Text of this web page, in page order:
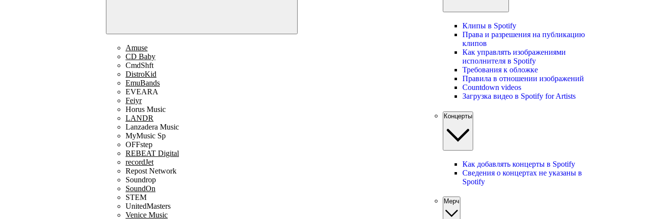
Amuse
CD Baby
CmdShft
DistroKid
EmuBands
EVEARA
Feiyr
Horus Music
LANDR
Lanzadera Music
MyMusic Sp
OFFstep
REBEAT Digital
recordJet
Repost Network
Soundrop
SoundOn
STEM
UnitedMasters
Venice Music
Клипы в Spotify
Права и разрешения на публикацию
клипов
Как управлять изображениями
исполнителя в Spotify
Требования к обложке
Правила в отношении изображений
Countdown videos
Загрузка видео в Spotify for Artists
Концерты
Как добавлять концерты в Spotify
Сведения о концертах не указаны в
Spotify
Мерч